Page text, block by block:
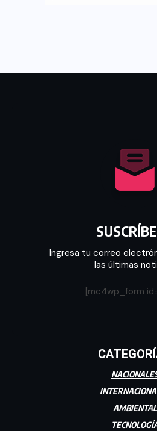
Ingresa tu correo
las últimas
[mc4wp_form
AMBIENTAL